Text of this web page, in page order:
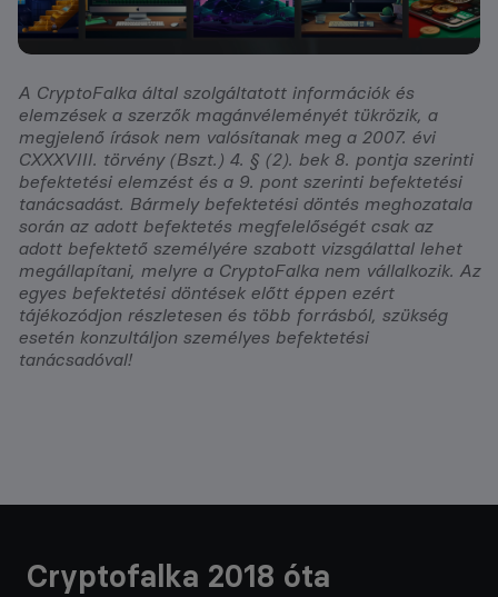
A CryptoFalka által szolgáltatott információk és
elemzések a szerzők magánvéleményét tükrözik, a
megjelenő írások nem valósítanak meg a 2007. évi
CXXXVIII. törvény (Bszt.) 4. § (2). bek 8. pontja szerinti
befektetési elemzést és a 9. pont szerinti befektetési
tanácsadást. Bármely befektetési döntés meghozatala
során az adott befektetés megfelelőségét csak az
adott befektető személyére szabott vizsgálattal lehet
megállapítani, melyre a CryptoFalka nem vállalkozik. Az
egyes befektetési döntések előtt éppen ezért
tájékozódjon részletesen és több forrásból, szükség
esetén konzultáljon személyes befektetési
tanácsadóval!
Cryptofalka 2018 óta